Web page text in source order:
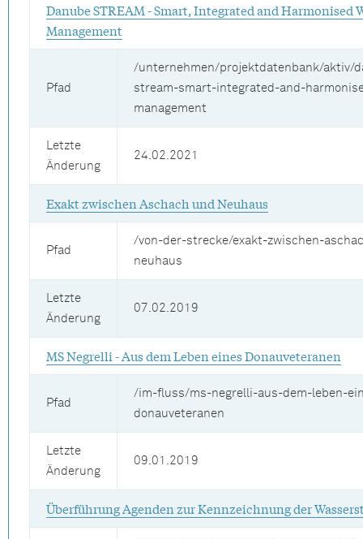
Danube STREAM - Smart, Integrated and Harmonised
Management
Pfad
/unternehmen/projektdatenbank/aktiv/
stream-smart-integrated-and-
management
Letzte
Änderung
24.02.2021
Exakt zwischen Aschach und Neuhaus
Pfad
/von-der-strecke/exakt-zwischen-
neuhaus
Letzte
Änderung
07.02.2019
MS Negrelli - Aus dem Leben eines Donauveteranen
Pfad
/im-fluss/ms-negrelli-aus-dem-leben-
donauveteranen
Letzte
Änderung
09.01.2019
Überführung Agenden zur Kennzeichnung der